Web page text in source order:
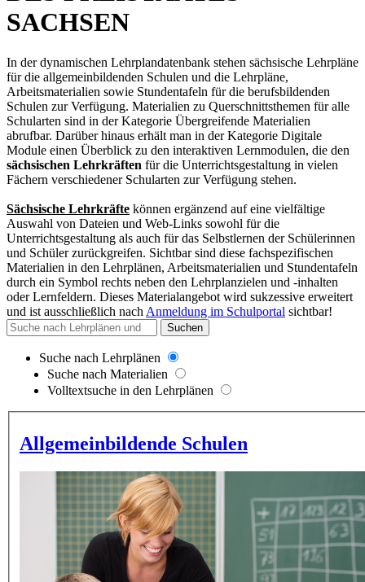
SACHSEN
In der dynamischen Lehrplandatenbank stehen sächsische Lehrpläne
für die allgemeinbildenden Schulen und die Lehrpläne,
Arbeitsmaterialien sowie Stundentafeln für die berufsbildenden
Schulen zur Verfügung. Materialien zu Querschnittsthemen für alle
Schularten sind in der Kategorie Übergreifende Materialien
abrufbar. Darüber hinaus erhält man in der Kategorie Digitale
Module einen Überblick zu den interaktiven Lernmodulen, die den
sächsischen Lehrkräften für die Unterrichtsgestaltung in vielen
Fächern verschiedener Schularten zur Verfügung stehen.
Sächsische Lehrkräfte können ergänzend auf eine vielfältige
Auswahl von Dateien und Web-Links sowohl für die
Unterrichtsgestaltung als auch für das Selbstlernen der Schülerinnen
und Schüler zurückgreifen. Sichtbar sind diese fachspezifischen
Materialien in den Lehrplänen, Arbeitsmaterialien und Stundentafeln
durch ein Symbol rechts neben den Lehrplanzielen und -inhalten
oder Lernfeldern. Dieses Materialangebot wird sukzessive erweitert
und ist ausschließlich nach Anmeldung im Schulportal sichtbar!
Suchen
Suche nach Lehrplänen
Suche nach Materialien
Volltextsuche in den Lehrplänen
Allgemeinbildende Schulen